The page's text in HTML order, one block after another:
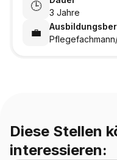
🕒
3 Jahre
💼
Diese Stellen
interessieren: